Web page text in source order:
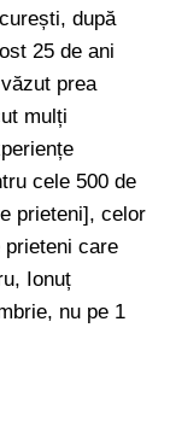
după
25 de ani
prea
mulți
cele 500 de
prieteni], celor
prieteni care
Ionuț
nu pe 1